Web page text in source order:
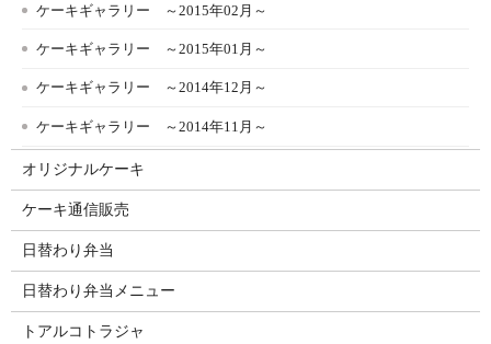
ケーキギャラリー ～2015年02月～
ケーキギャラリー ～2015年01月～
ケーキギャラリー ～2014年12月～
ケーキギャラリー ～2014年11月～
オリジナルケーキ
ケーキ通信販売
日替わり弁当
日替わり弁当メニュー
トアルコトラジャ